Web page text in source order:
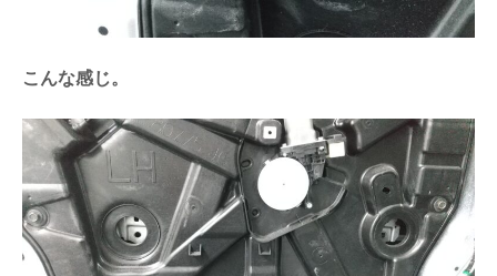
こんな感じ。